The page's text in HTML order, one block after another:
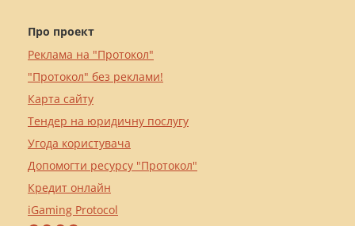
Про проект
Реклама на "Протокол"
"Протокол" без реклами!
Карта сайту
Тендер на юридичну послугу
Угода користувача
Допомогти ресурсу "Протокол"
Кредит онлайн
iGaming Protocol